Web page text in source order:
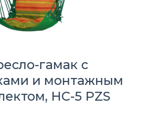
гамак с
и монтажным
HC-5 PZS